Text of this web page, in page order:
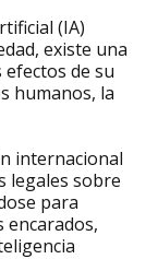
(IA)
existe una
de su
humanos, la
internacional
legales sobre
para
encarados,